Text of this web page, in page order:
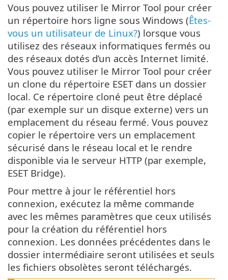
Vous pouvez utiliser le Mirror Tool pour créer
un répertoire hors ligne sous Windows (Êtes-
vous un utilisateur de Linux?) lorsque vous
utilisez des réseaux informatiques fermés ou
des réseaux dotés d’un accès Internet limité.
Vous pouvez utiliser le Mirror Tool pour créer
un clone du répertoire ESET dans un dossier
local. Ce répertoire cloné peut être déplacé
(par exemple sur un disque externe) vers un
emplacement du réseau fermé. Vous pouvez
copier le répertoire vers un emplacement
sécurisé dans le réseau local et le rendre
disponible via le serveur HTTP (par exemple,
ESET Bridge).
Pour mettre à jour le référentiel hors
connexion, exécutez la même commande
avec les mêmes paramètres que ceux utilisés
pour la création du référentiel hors
connexion. Les données précédentes dans le
dossier intermédiaire seront utilisées et seuls
les fichiers obsolètes seront téléchargés.